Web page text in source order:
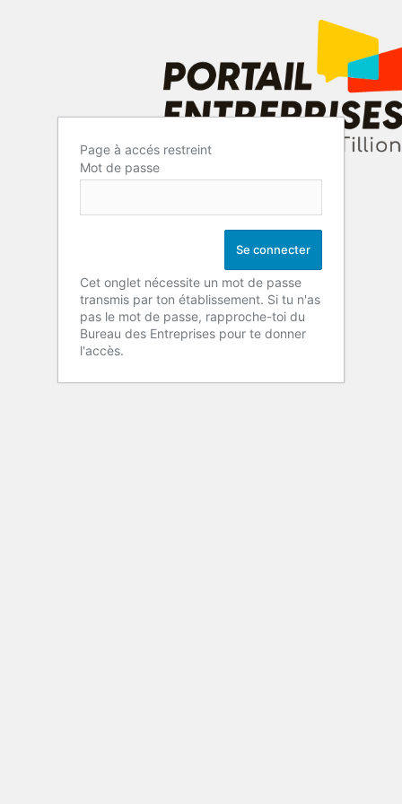
Page à accés restreint
Mot de passe
Cet onglet nécessite un mot de passe
transmis par ton établissement. Si tu n'as
pas le mot de passe, rapproche-toi du
Bureau des Entreprises pour te donner
l'accès.